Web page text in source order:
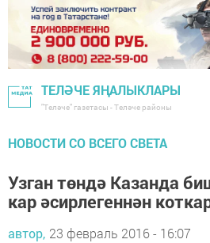
ТЕЛӘЧЕ ЯҢАЛЫКЛАРЫ
"Теләче" газетасы - Теләче районы
НОВОСТИ СО ВСЕГО СВЕТА
Узган төндә Казанда
кар әсирлегеннән
автор, 23 февраль 2016 - 16:07